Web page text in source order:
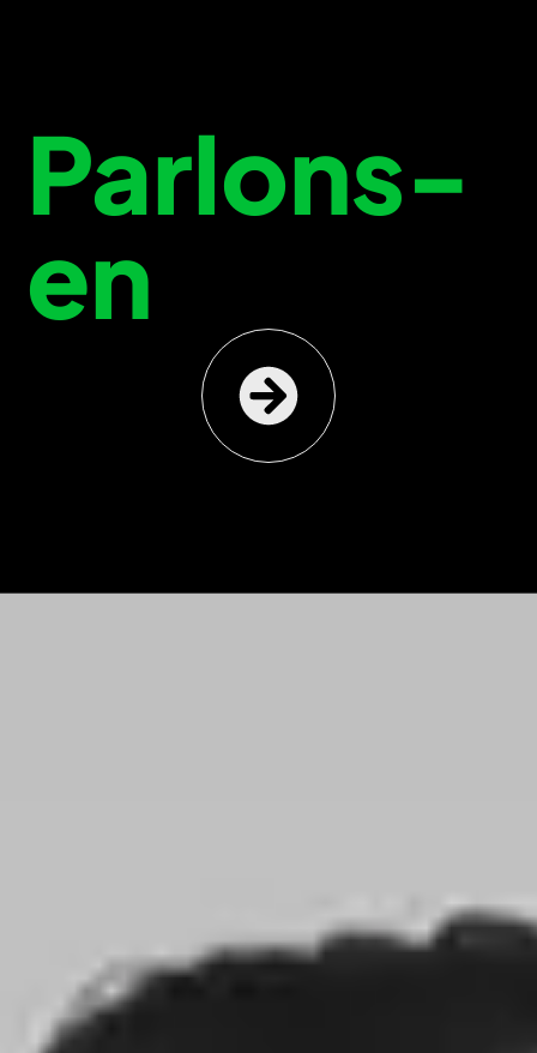
Parlons-
en